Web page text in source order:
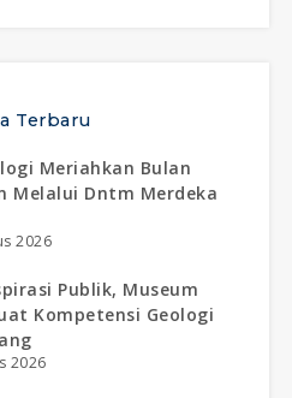
Terbaru
Meriahkan Bulan
Melalui Dntm Merdeka
2026
Publik, Museum
Kompetensi Geologi
2026